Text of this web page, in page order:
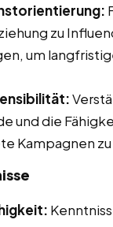
zu
um
und die
Kampagnen